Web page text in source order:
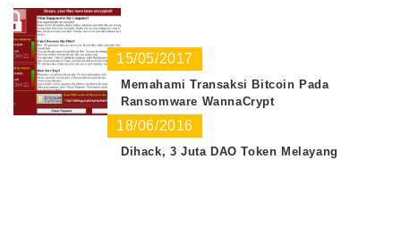
15/05/2017
Memahami Transaksi Bitcoin Pada
Ransomware WannaCrypt
18/06/2016
Dihack, 3 Juta DAO Token Melayang